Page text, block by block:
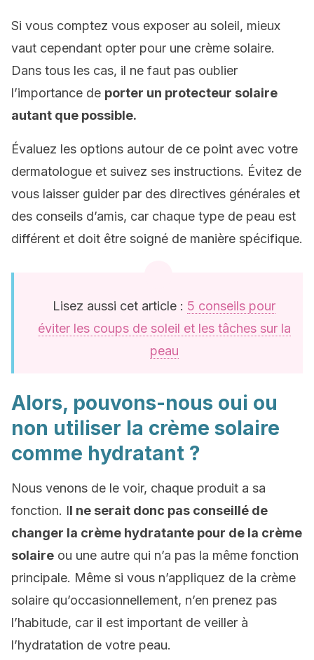
Si vous comptez vous exposer au soleil, mieux
vaut cependant opter pour une crème solaire.
Dans tous les cas, il ne faut pas oublier
l’importance de porter un protecteur solaire
autant que possible.
Évaluez les options autour de ce point avec votre
dermatologue et suivez ses instructions. Évitez de
vous laisser guider par des directives générales et
des conseils d’amis, car chaque type de peau est
différent et doit être soigné de manière spécifique.
Lisez aussi cet article : 5 conseils pour
éviter les coups de soleil et les tâches sur la
peau
Alors, pouvons-nous oui ou
non utiliser la crème solaire
comme hydratant ?
Nous venons de le voir, chaque produit a sa
fonction. Il ne serait donc pas conseillé de
changer la crème hydratante pour de la crème
solaire ou une autre qui n’a pas la même fonction
principale. Même si vous n’appliquez de la crème
solaire qu’occasionnellement, n’en prenez pas
l’habitude, car il est important de veiller à
l’hydratation de votre peau.